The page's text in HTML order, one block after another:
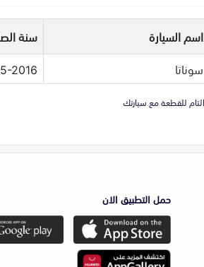
اسم السيارة
سنة
سوناتا 2016
حمل التطبيق الان